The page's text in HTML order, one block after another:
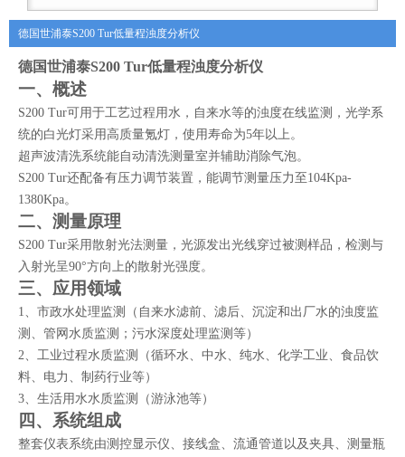
德国世浦泰S200 Tur低量程浊度分析仪
德国世浦泰S200 Tur低量程浊度分析仪
一、 概述
S200 Tur可用于工艺过程用水，自来水等的浊度在线监测，光学系
统的白光灯采用高质量氪灯，使用寿命为5年以上。
超声波清洗系统能自动清洗测量室并辅助消除气泡。
S200 Tur还配备有压力调节装置，能调节测量压力至104Kpa-
1380Kpa。
二、测量原理
S200 Tur采用散射光法测量，光源发出光线穿过被测样品，检测与
入射光呈90°方向上的散射光强度。
三、应用领域
1、 市政水处理监测（自来水滤前、滤后、沉淀和出厂水的浊度监
测、管网水质监测；污水深度处理监测等）
2、 工业过程水质监测（循环水、中水、纯水、化学工业、食品饮
料、电力、制药行业等）
3、 生活用水水质监测（游泳池等）
四、系统组成
整套仪表系统由测控显示仪、接线盒、流通管道以及夹具、测量瓶